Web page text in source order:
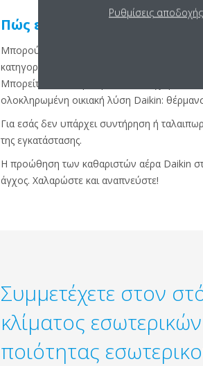
Πώς επωφελείστε
Μπορούμε να σας βοηθήσουμε να
κατηγορία λύσεων ψύξης και θέρμανσης, η
Μπορείτε να επωφεληθείτε, να
ολοκληρωμένη οικιακή λύση Daikin:
Για εσάς δεν υπάρχει συντήρηση ή
της εγκατάστασης.
Η προώθηση των καθαριστών αέρα Daikin
άγχος. Χαλαρώστε και αναπνεύστε!
Συμμετέχετε στον
κλίματος
ποιότητας
Ρυθμίσεις